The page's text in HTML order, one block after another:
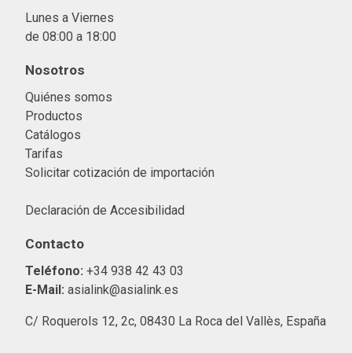
Lunes a Viernes
de 08:00 a 18:00
Nosotros
Quiénes somos
Productos
Catálogos
Tarifas
Solicitar cotización de importación
Declaración de Accesibilidad
Contacto
Teléfono: +34 938 42 43 03
E-Mail: asialink@asialink.es
C/ Roquerols 12, 2c, 08430 La Roca del Vallès, España